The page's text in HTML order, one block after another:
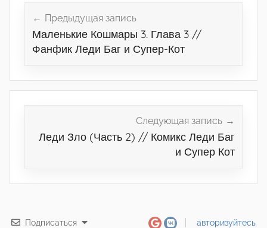
записям
Предыдущая запись
Маленькие Кошмары 3. Глава 3 //
Фанфик Леди Баг и Супер-Кот
Следующая запись
Леди Зло (Часть 2) // Комикс Леди Баг
и Супер Кот
Подписаться авторизуйтесь